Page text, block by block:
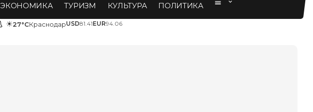
ЭКОНОМИКА ТУРИЗМ КУЛЬТУРА ПОЛИТИКА
☀27°CКраснодарUSD81.41EUR94.06